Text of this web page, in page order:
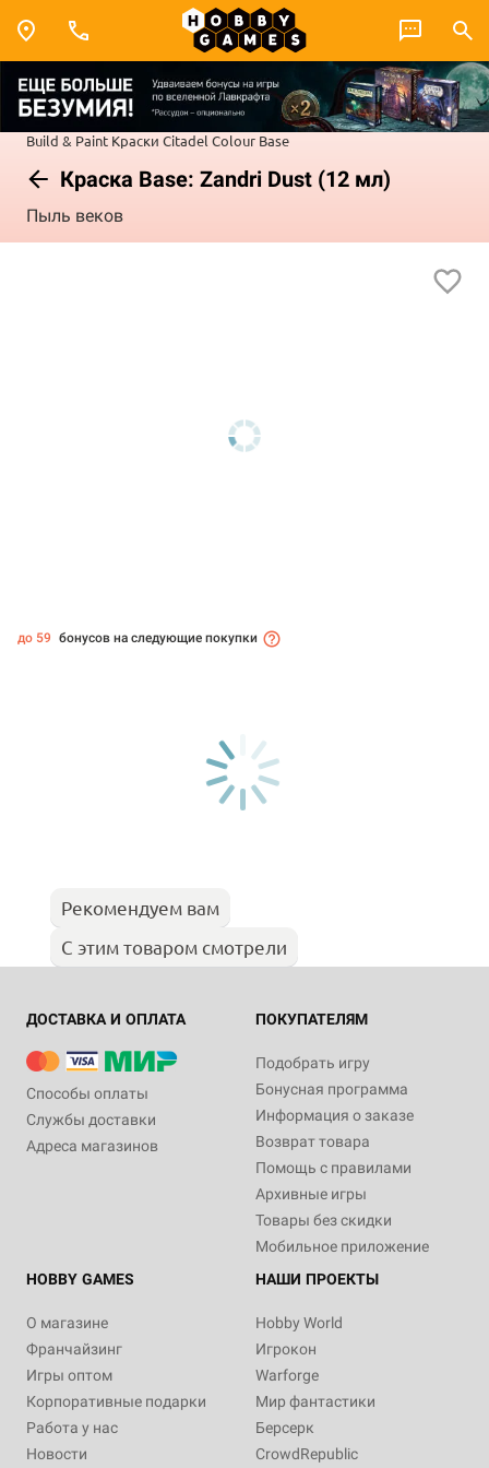
Build & Paint Краски Citadel Colour Base
Краска Base: Zandri Dust (12 мл)
Пыль веков
до 59 бонусов на следующие покупки
Рекомендуем вам
С этим товаром смотрели
ДОСТАВКА И ОПЛАТА
Способы оплаты
Службы доставки
Адреса магазинов
ПОКУПАТЕЛЯМ
Подобрать игру
Бонусная программа
Информация о заказе
Возврат товара
Помощь с правилами
Архивные игры
Товары без скидки
Мобильное приложение
HOBBY GAMES
О магазине
Франчайзинг
Игры оптом
Корпоративные подарки
Работа у нас
Новости
НАШИ ПРОЕКТЫ
Hobby World
Игрокон
Warforge
Мир фантастики
Берсерк
CrowdRepublic